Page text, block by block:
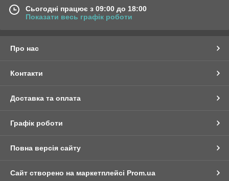
Сьогодні працює з 09:00 до 18:00
Показати весь графік роботи
Про нас
Контакти
Доставка та оплата
Графік роботи
Повна версія сайту
Сайт створено на маркетплейсі Prom.ua